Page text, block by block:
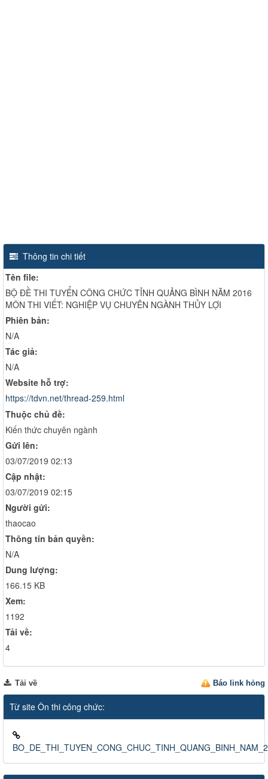
Thông tin chi tiết
Tên file:
BỘ ĐỀ THI TUYỂN CÔNG CHỨC TỈNH QUẢNG BÌNH NĂM 2016
MÔN THI VIẾT: NGHIỆP VỤ CHUYÊN NGÀNH THỦY LỢI
Phiên bản:
N/A
Tác giả:
N/A
Website hỗ trợ:
https://tdvn.net/thread-259.html
Thuộc chủ đề:
Kiến thức chuyên ngành
Gửi lên:
03/07/2019 02:13
Cập nhật:
03/07/2019 02:15
Người gửi:
thaocao
Thông tin bản quyền:
N/A
Dung lượng:
166.15 KB
Xem:
1192
Tải về:
4
Báo link hỏng
Tải về
Từ site Ôn thi công chức: